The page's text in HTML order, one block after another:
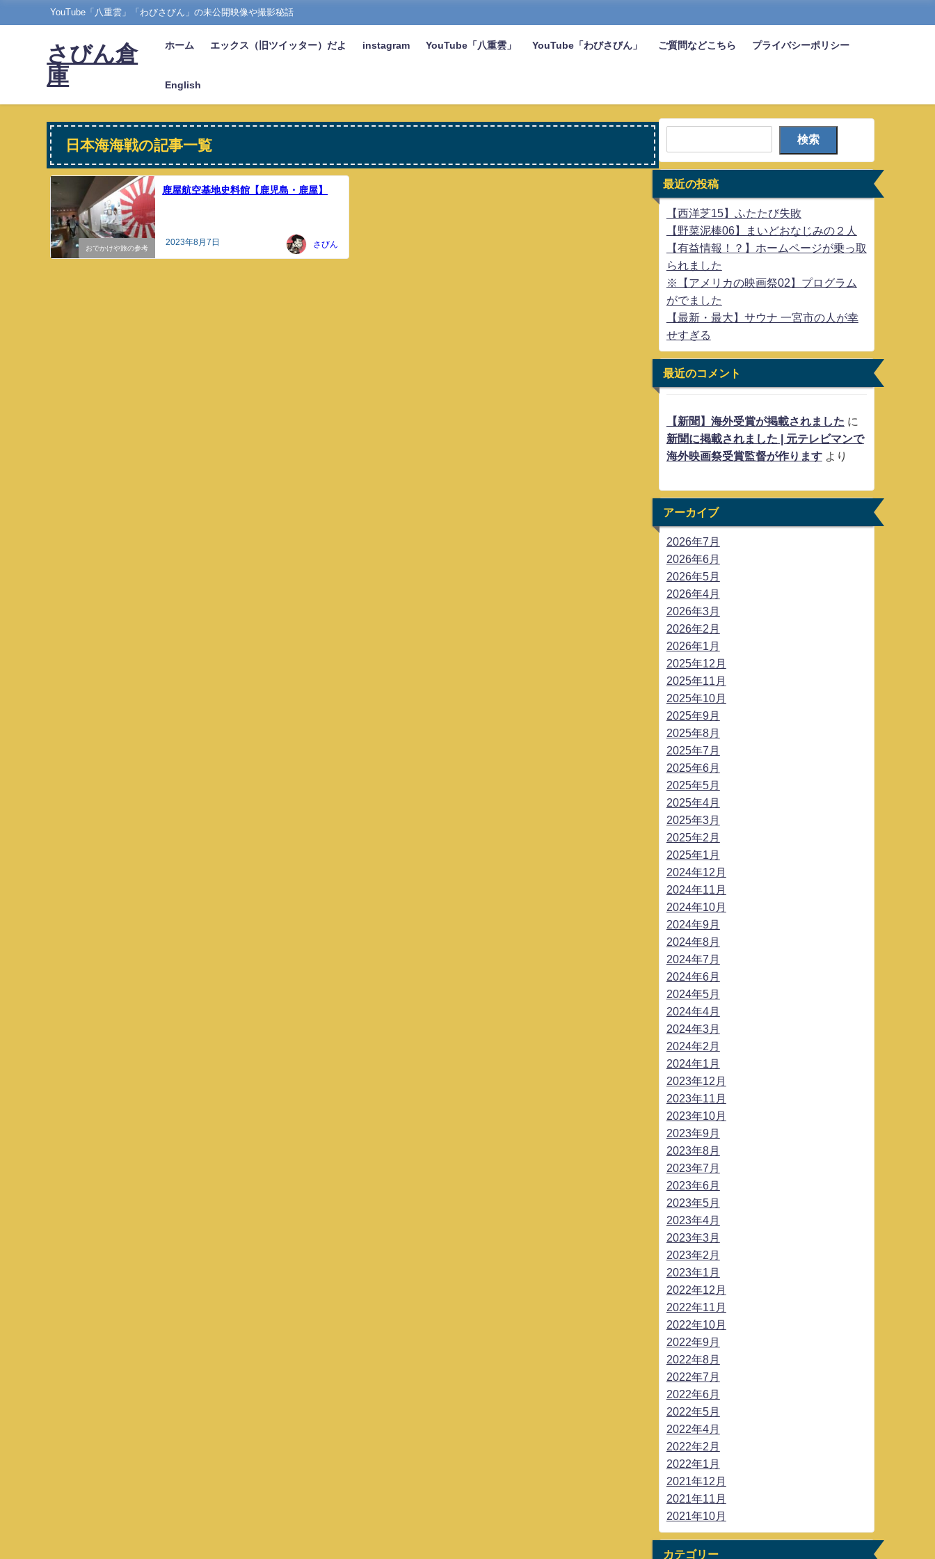
YouTube「八重雲」「わびさびん」の未公開映像や撮影秘話
さびん倉
庫
ホーム エックス（旧ツイッター）だよ instagram YouTube「八重雲」 YouTube「わびさびん」 ご質問などこちら プライバシーポリシー
English
日本海海戦の記事一覧
おでかけや旅の参考
鹿屋航空基地史料館【鹿児島・鹿屋】
2023年8月7日 さびん
検索
最近の投稿
【西洋芝15】ふたたび失敗
【野菜泥棒06】まいどおなじみの２人
【有益情報！？】ホームページが乗っ取
られました
※【アメリカの映画祭02】プログラム
がでました
【最新・最大】サウナ 一宮市の人が幸
せすぎる
最近のコメント
【新聞】海外受賞が掲載されました に
新聞に掲載されました | 元テレビマンで
海外映画祭受賞監督が作りますより
アーカイブ
2026年7月
2026年6月
2026年5月
2026年4月
2026年3月
2026年2月
2026年1月
2025年12月
2025年11月
2025年10月
2025年9月
2025年8月
2025年7月
2025年6月
2025年5月
2025年4月
2025年3月
2025年2月
2025年1月
2024年12月
2024年11月
2024年10月
2024年9月
2024年8月
2024年7月
2024年6月
2024年5月
2024年4月
2024年3月
2024年2月
2024年1月
2023年12月
2023年11月
2023年10月
2023年9月
2023年8月
2023年7月
2023年6月
2023年5月
2023年4月
2023年3月
2023年2月
2023年1月
2022年12月
2022年11月
2022年10月
2022年9月
2022年8月
2022年7月
2022年6月
2022年5月
2022年4月
2022年2月
2022年1月
2021年12月
2021年11月
2021年10月
カテゴリー